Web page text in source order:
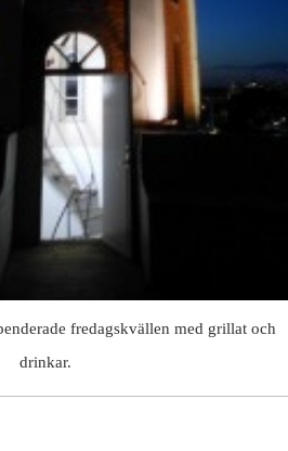
fredagskvällen med grillat och
drinkar.